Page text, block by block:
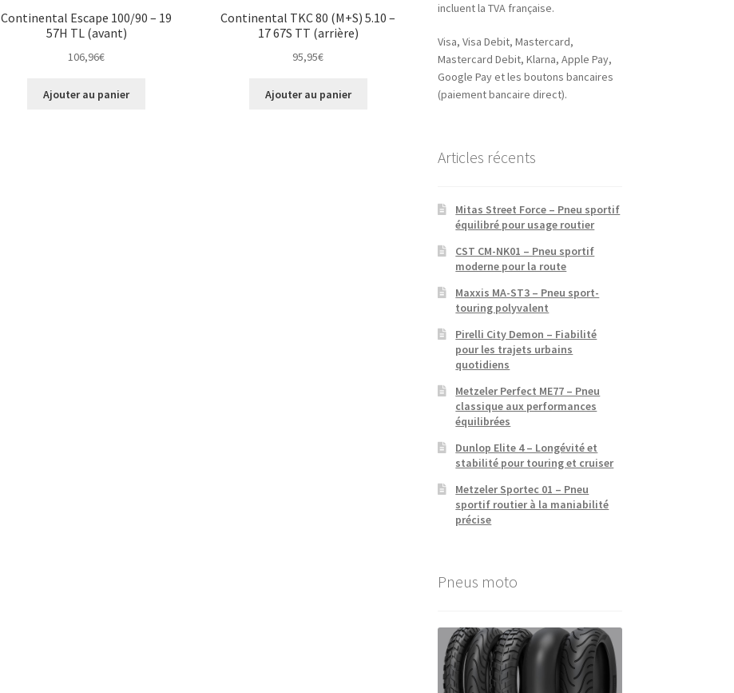
Continental Escape 100/90 – 19
57H TL (avant)
106,96€
Ajouter au panier
Continental TKC 80 (M+S) 5.10 –
17 67S TT (arrière)
95,95€
Ajouter au panier
incluent la TVA française.
Visa, Visa Debit, Mastercard,
Mastercard Debit, Klarna, Apple Pay,
Google Pay et les boutons bancaires
(paiement bancaire direct).
Articles récents
Mitas Street Force – Pneu sportif
équilibré pour usage routier
CST CM-NK01 – Pneu sportif
moderne pour la route
Maxxis MA-ST3 – Pneu sport-
touring polyvalent
Pirelli City Demon – Fiabilité
pour les trajets urbains
quotidiens
Metzeler Perfect ME77 – Pneu
classique aux performances
équilibrées
Dunlop Elite 4 – Longévité et
stabilité pour touring et cruiser
Metzeler Sportec 01 – Pneu
sportif routier à la maniabilité
précise
Pneus moto